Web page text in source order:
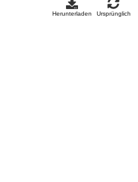
Herunterladen Ursprünglich